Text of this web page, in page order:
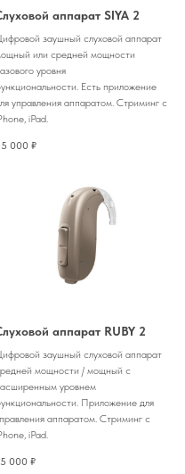
аппарат SIYA 2
заушный слуховой аппарат
или средней мощности
уровня
Есть приложение
управления аппаратом. Стриминг с
iPad.
000 ₽
аппарат RUBY 2
заушный слуховой аппарат
мощности / мощный с
уровнем
Приложение для
аппаратом. Стриминг с
iPad.
000 ₽